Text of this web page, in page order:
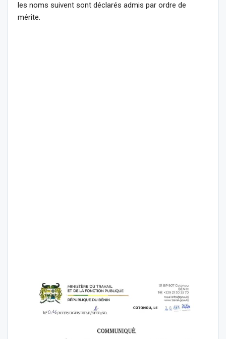
les noms suivent sont déclarés admis par ordre de
mérite.